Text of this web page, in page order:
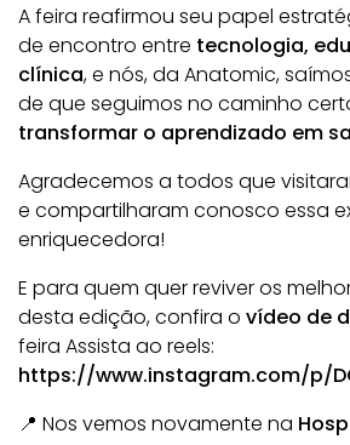
A feira reafirmou seu papel
de encontro entre tecnologia,
clínica, e nós, da Anatomic,
de que seguimos no caminho
transformar o aprendizado em
Agradecemos a todos que
e compartilharam conosco essa
enriquecedora!
E para quem quer reviver os
desta edição, confira o vídeo de
feira Assista ao reels:
https://www.instagram.com/p/
📍 Nos vemos novamente na